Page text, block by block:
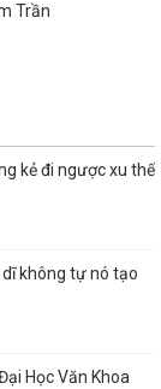
Trần
kẻ đi ngược xu thế
dĩ không tự nó tạo
Học Văn Khoa